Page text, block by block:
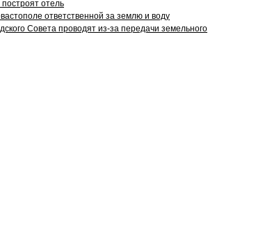
отель
ответственной за землю и воду
Совета проводят из-за передачи земельного